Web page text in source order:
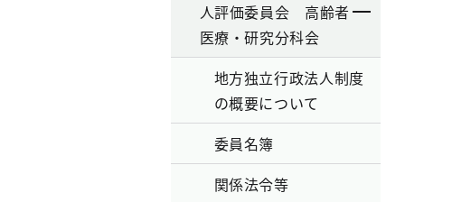
人評価委員会 高齢者
医療・研究分科会
地方独立行政法人制度
の概要について
委員名簿
関係法令等